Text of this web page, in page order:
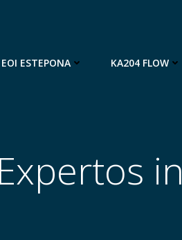
EOI ESTEPONA KA204 FLOW
Expertos